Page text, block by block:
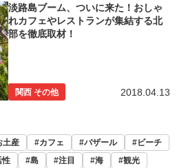
淡路島ブーム、ついに来た！おしゃ
れカフェやレストランが集結する北
部を徹底取材！
関西 その他 2018.04.13
土産 カフェ バザール
ビーチ
性 島 注目 海
観光